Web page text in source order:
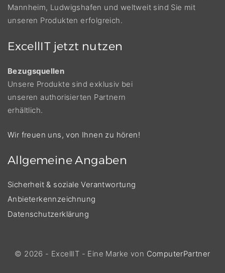
Mannheim, Ludwigshafen und weltweit sind Sie mit
unseren Produkten erfolgreich.
ExcellIT jetzt nutzen
Bezugsquellen
Unsere Produkte sind exklusiv bei
unseren authorisierten Partnern
erhältlich.
Wir freuen uns, von Ihnen zu hören!
AllgemeineAngaben
Sicherheit & soziale Verantwortung
Anbieterkennzeichnung
Datenschutzerklärung
© 2026 - ExcellIT - Eine Marke von ComputerPartner